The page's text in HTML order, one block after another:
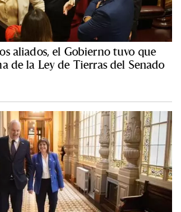
aliados, el Gobierno tuvo que
de la Ley de Tierras del Senado